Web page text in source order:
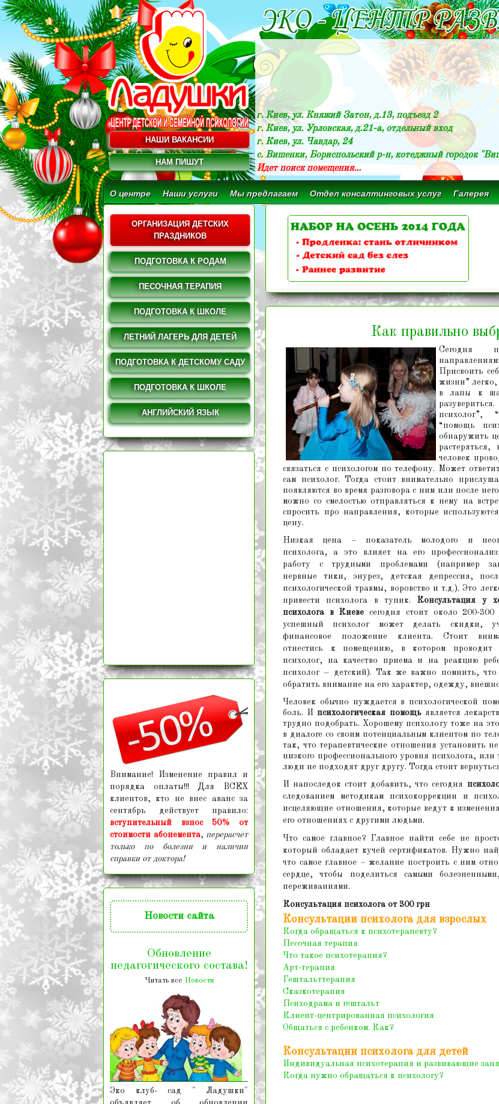
НАШИ ВАКАНСИИ
НАМ ПИШУТ
г. Киев, ул. Княжий Затон, д.13, подъезд 2
г. Киев, ул. Урловская, д.21-а, отдельный вход
г. Киев, ул. Чавдар, 24
c. Вишенки, Бориспольский р-н, котеджный городок
Идет поиск помещения...
О центре Наши услуги Мы предлагаем Отдел консалтинговых услуг Галерея
Как правильно
Сегодня
Присвоить
жизни”
в лапы к
психолог”,
“помощь
обнаружить
человек
связаться с психологом по телефону. Может
сам психолог. Тогда стоит внимательно
появляются во время разговора с ним или после
можно со смелостью отправляться к нему на
спросить про направления, которые
цену.
Низкая цена – показатель молодого и
психолога, а это влияет на его
работу с трудными проблемами (например
нервные тики, энурез, детская депрессия,
психологической травмы, воровство и т.д.). Это
привести психолога в тупик. Консультация у
психолога в Киеве сегодня стоит около 200-300
успешный психолог может делать скидки,
финансовое положение клиента. Стоит
отнестись к помещению, в котором проводит
психолог, на качество приема и на реакцию
психолог – детский). Так же важно помнить,
обратить внимание на его характер, одежду,
Человек обычно нуждается в психологической
боль. Ипсихологическая помощьявляется
трудно подобрать. Хорошему психологу тоже на
в диалоге со своим потенциальным клиентом по
так, что терапевтические отношения установить
низкого профессионального уровня психолога, или
люди не подходят друг другу. Тогда стоит
И напоследок стоит добавить, что сегодня
следованием методикам психокоррекции и
исцеляющие отношения, которые ведут к
его отношениях с другими людьми.
Что самое главное? Главное найти себе не
который обладает кучей сертификатов. Нужно
что самое главное – желание построить с ним
сердце, чтобы поделиться самыми
переживаниями.
Консультация психолога от 300 грн
Консультации психолога для взрослых
Когда обращаться к психотерапевту?
Песочная терапия
Что такое психотерапия?
Арт-терапия
Гештальттерапия
Сказкотерапия
Психодрама и гештальт
Клиент-центрированная психология
Общаться с ребенком. Как?
Консультации психолога для детей
Индивидуальная психотерапия и развивающие
Когда нужно обращаться к психологу?
ОРГАНИЗАЦИЯ ДЕТСКИХ
ПРАЗДНИКОВ
ПОДГОТОВКА К РОДАМ
ПЕСОЧНАЯ ТЕРАПИЯ
ПОДГОТОВКА К ШКОЛЕ
ЛЕТНИЙ ЛАГЕРЬ ДЛЯ ДЕТЕЙ
ПОДГОТОВКА К ДЕТСКОМУ САДУ
ПОДГОТОВКА К ШКОЛЕ
АНГЛИЙСКИЙ ЯЗЫК
Внимание! Изменение правил и
порядка оплаты!!! Для ВСЕХ
клиентов, кто не внес аванс за
сентябрь действует правило:
вступительный взнос 50% от
стоимости абонемента, перерасчет
только по болезни и наличии
справки от доктора!
Новостисайта
Обновление
педагогического состава!
Читать все Новости
Эко клуб- сад " Ладушки"